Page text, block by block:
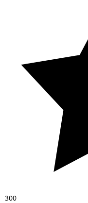
300